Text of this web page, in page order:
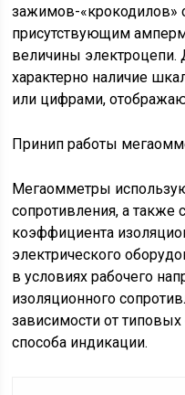
зажимов-«крокодилов»
присутствующим
величины
характерно наличие
или цифрами,
Принип работы
Мегаомметры
сопротивления, а
коэффициента
электрического
в условиях рабочего
изоляционного
зависимости от
способа индикации.